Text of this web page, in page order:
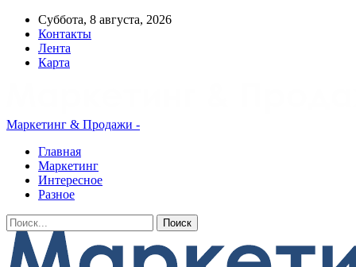
Суббота, 8 августа, 2026
Контакты
Лента
Карта
Маркетинг & Продажи -
Главная
Маркетинг
Интересное
Разное